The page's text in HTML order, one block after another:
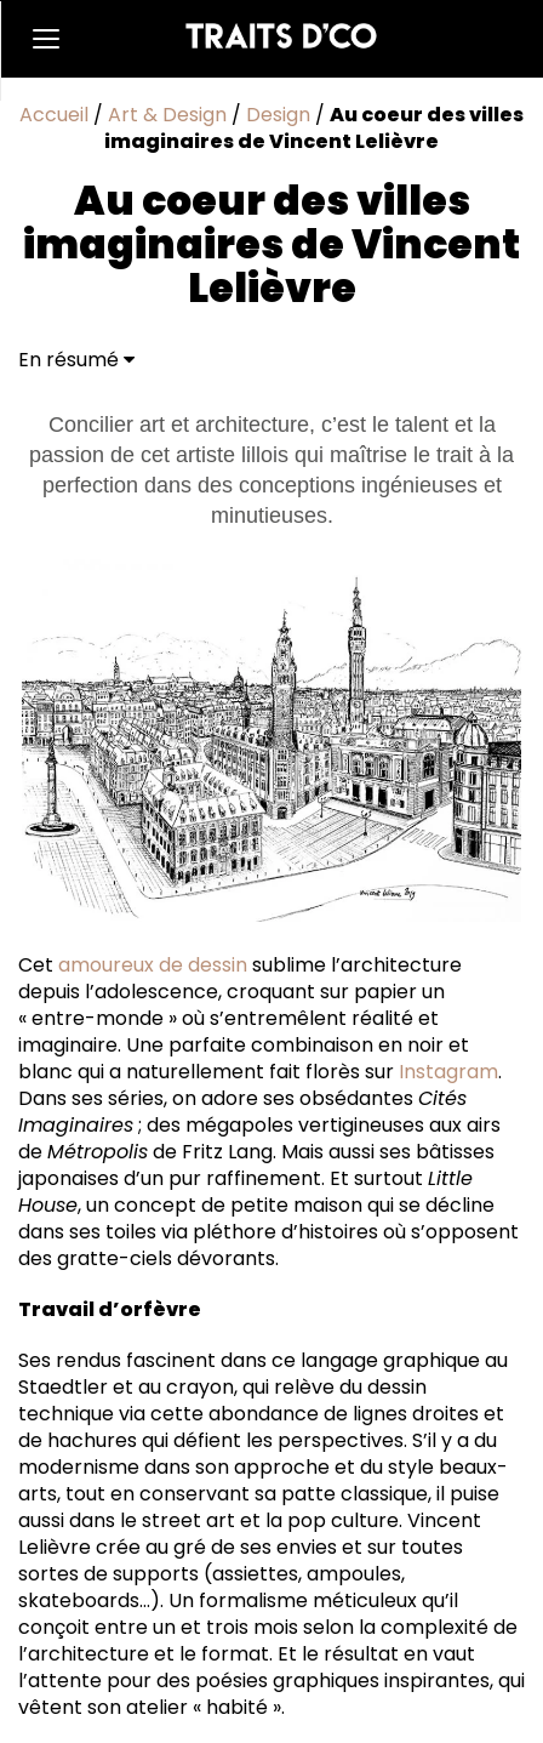
Accueil / Art & Design / Design / Au coeur des villes
imaginaires de Vincent Lelièvre
Au coeur des villes
imaginaires de Vincent
Lelièvre
En résumé
Concilier art et architecture, c’est le talent et la
passion de cet artiste lillois qui maîtrise le trait à la
perfection dans des conceptions ingénieuses et
minutieuses.
Cet amoureux de dessin sublime l’architecture
depuis l’adolescence, croquant sur papier un
« entre-monde » où s’entremêlent réalité et
imaginaire. Une parfaite combinaison en noir et
blanc qui a naturellement fait florès sur Instagram.
Dans ses séries, on adore ses obsédantesCités
Imaginaires; des mégapoles vertigineuses aux airs
deMétropolisde Fritz Lang. Mais aussi ses bâtisses
japonaises d’un pur raffinement. Et surtout Little
House, un concept de petite maison qui se décline
dans ses toiles via pléthore d’histoires où s’opposent
des gratte-ciels dévorants.
Travail d’orfèvre
Ses rendus fascinent dans ce langage graphique au
Staedtler et au crayon, qui relève du dessin
technique via cette abondance de lignes droites et
de hachures qui défient les perspectives. S’il y a du
modernisme dans son approche et du style beaux-
arts, tout en conservant sa patte classique, il puise
aussi dans le street art et la pop culture. Vincent
Lelièvre crée au gré de ses envies et sur toutes
sortes de supports (assiettes, ampoules,
skateboards…). Un formalisme méticuleux qu’il
conçoit entre un et trois mois selon la complexité de
l’architecture et le format. Et le résultat en vaut
l’attente pour des poésies graphiques inspirantes, qui
vêtent son atelier « habité ».